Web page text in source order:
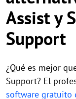
Assist y
Support
¿Qué es mejor
Support? El
software gratuito